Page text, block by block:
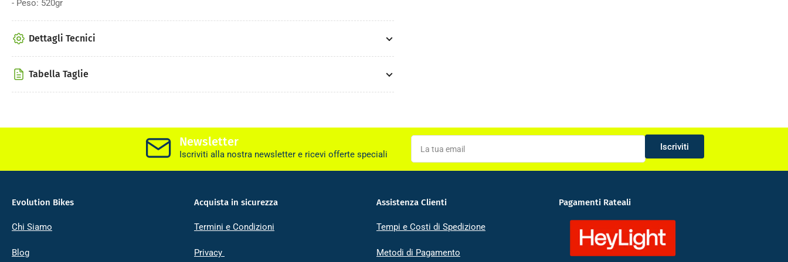
- Peso: 520gr
Dettagli Tecnici
Tabella Taglie
Newsletter
Iscriviti alla nostra newsletter e ricevi offerte speciali
La
tua
email
Iscriviti
Evolution Bikes
Chi Siamo
Blog
Acquista in sicurezza
Termini e Condizioni
Privacy
Assistenza Clienti
Tempi e Costi di Spedizione
Metodi di Pagamento
Pagamenti Rateali